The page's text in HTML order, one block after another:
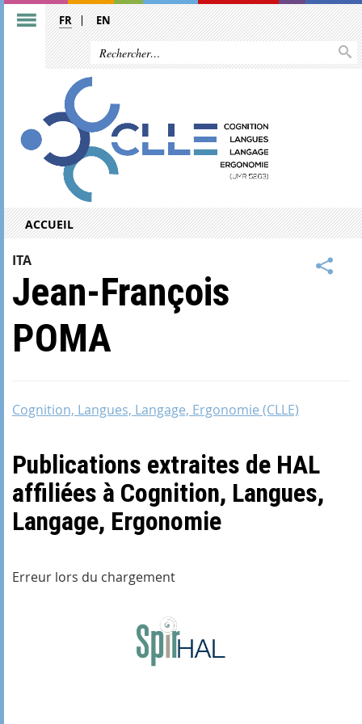
FR EN
ACCUEIL
ITA
Jean-François
POMA
Cognition, Langues, Langage, Ergonomie (CLLE)
Publications extraites de HAL
affiliées à Cognition, Langues,
Langage, Ergonomie
Erreur lors du chargement